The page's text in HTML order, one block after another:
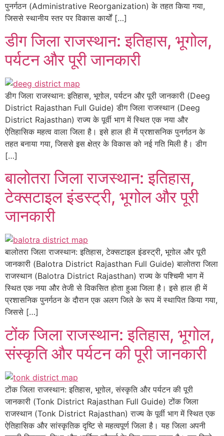
पुनर्गठन (Administrative Reorganization) के तहत किया गया,
जिससे स्थानीय स्तर पर विकास कार्यों […]
डीग जिला राजस्थान: इतिहास, भूगोल,
पर्यटन और पूरी जानकारी
डीग जिला राजस्थान: इतिहास, भूगोल, पर्यटन और पूरी जानकारी (Deeg
District Rajasthan Full Guide) डीग जिला राजस्थान (Deeg
District Rajasthan) राज्य के पूर्वी भाग में स्थित एक नया और
ऐतिहासिक महत्व वाला जिला है। इसे हाल ही में प्रशासनिक पुनर्गठन के
तहत बनाया गया, जिससे इस क्षेत्र के विकास को नई गति मिली है। डीग
[…]
बालोतरा जिला राजस्थान: इतिहास,
टेक्सटाइल इंडस्ट्री, भूगोल और पूरी
जानकारी
बालोतरा जिला राजस्थान: इतिहास, टेक्सटाइल इंडस्ट्री, भूगोल और पूरी
जानकारी (Balotra District Rajasthan Full Guide) बालोतरा जिला
राजस्थान (Balotra District Rajasthan) राज्य के पश्चिमी भाग में
स्थित एक नया और तेजी से विकसित होता हुआ जिला है। इसे हाल ही में
प्रशासनिक पुनर्गठन के दौरान एक अलग जिले के रूप में स्थापित किया गया,
जिससे […]
टोंक जिला राजस्थान: इतिहास, भूगोल,
संस्कृति और पर्यटन की पूरी जानकारी
टोंक जिला राजस्थान: इतिहास, भूगोल, संस्कृति और पर्यटन की पूरी
जानकारी (Tonk District Rajasthan Full Guide) टोंक जिला
राजस्थान (Tonk District Rajasthan) राज्य के पूर्वी भाग में स्थित एक
ऐतिहासिक और सांस्कृतिक दृष्टि से महत्वपूर्ण जिला है। यह जिला अपनी